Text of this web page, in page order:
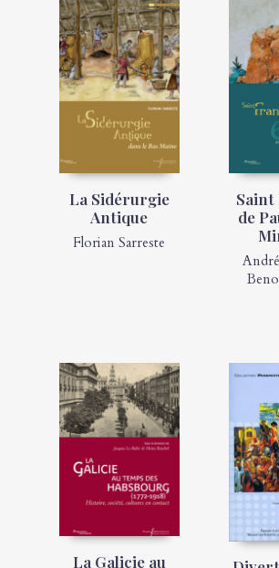
La Sidérurgie
Antique
Florian Sarreste
Saint
de
La Galicie au